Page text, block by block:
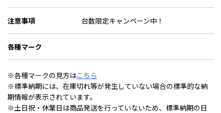
注意事項 台数限定キャンペーン中！
各種マーク
※各種マークの見方はこちら
※標準納期には、在庫切れ等が発生していない場合の標準的な納
期情報が表示されています。
※土日祝・休業日は商品発送を行っていないため、標準納期の日